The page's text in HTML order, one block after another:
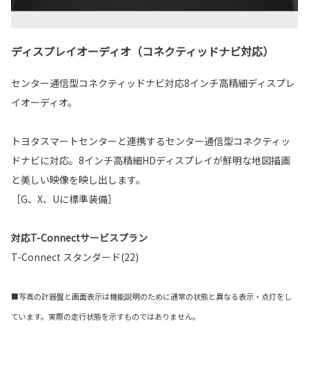
ディスプレイオーディオ（コネクティッドナビ対応）
センター通信型コネクティッドナビ対応8インチ高精細ディスプレ
イオーディオ。
トヨタスマートセンターと連携するセンター通信型コネクティッ
ドナビに対応。8インチ高精細HDディスプレイが鮮明な地図描画
と美しい映像を映し出します。
［G、X、Uに標準装備］
対応T-Connectサービスプラン
T-Connect スタンダード(22)
■写真の計器盤と画面表示は機能説明のために通常の状態と異なる表示・点灯をし
ています。実際の走行状態を示すものではありません。